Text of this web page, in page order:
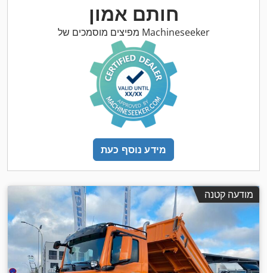
הגלגלים, חימום חניה, מיזוג אוויר, מערכת בלימה למניעת נעילה
(ABS), תכנית ייצוב אלקטרונית (ESP),
חותם אמון
מפיצים מוסמכים של Machineseeker
מידע נוסף כעת
מודעה קטנה